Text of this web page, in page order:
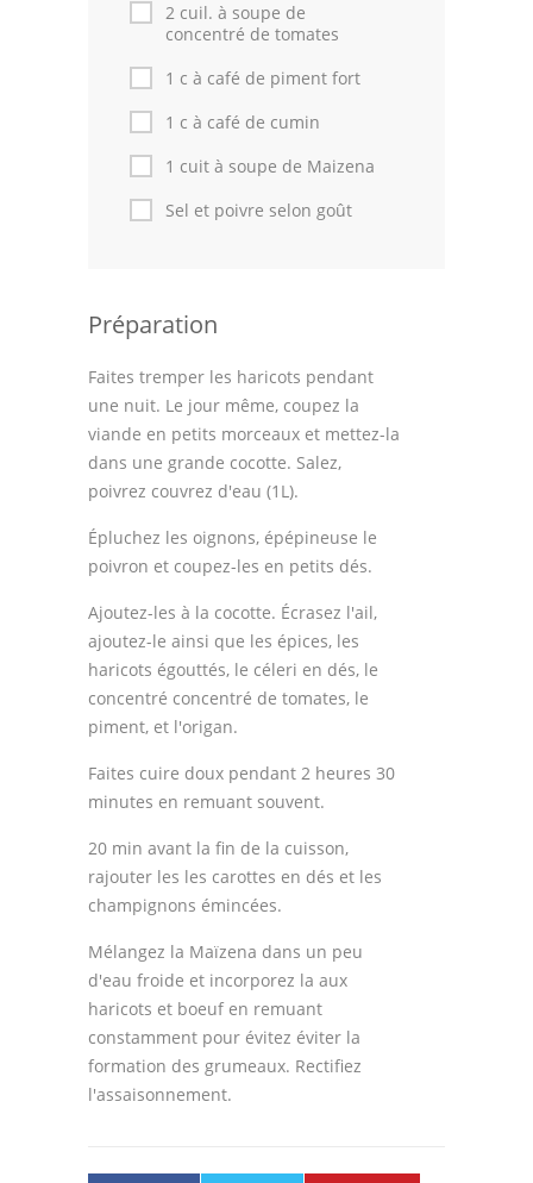
Astuces de cuisine
Leçons de cuisine
Fêtes Religieuses
Chefs
Espace Personnel
2 cuil. à soupe de
concentré de tomates
1 c à café de piment fort
1 c à café de cumin
1 cuit à soupe de Maizena
Sel et poivre selon goût
Préparation
Faites tremper les haricots pendant
une nuit. Le jour même, coupez la
viande en petits morceaux et mettez-la
dans une grande cocotte. Salez,
poivrez couvrez d'eau (1L).
Épluchez les oignons, épépineuse le
poivron et coupez-les en petits dés.
Ajoutez-les à la cocotte. Écrasez l'ail,
ajoutez-le ainsi que les épices, les
haricots égouttés, le céleri en dés, le
concentré concentré de tomates, le
piment, et l'origan.
Faites cuire doux pendant 2 heures 30
minutes en remuant souvent.
20 min avant la fin de la cuisson,
rajouter les les carottes en dés et les
champignons émincées.
Mélangez la Maïzena dans un peu
d'eau froide et incorporez la aux
haricots et boeuf en remuant
constamment pour évitez éviter la
formation des grumeaux. Rectifiez
l'assaisonnement.